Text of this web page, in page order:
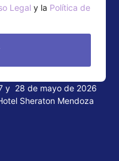
y 28 de mayo de 2026
Sheraton Mendoza
Legaly la Política de